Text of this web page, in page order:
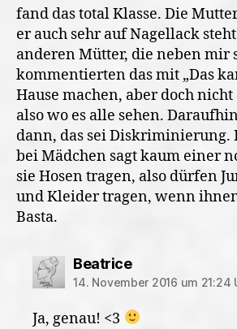
fand das total Klasse. Die
er auch sehr auf Nagellack
anderen Mütter, die neben mir
kommentierten das mit „Das
Hause machen, aber doch
also wo es alle sehen.
dann, das sei Diskriminierung.
bei Mädchen sagt kaum einer
sie Hosen tragen, also dürfen
und Kleider tragen, wenn
Basta.
Beatricesagt:
14. November 2016 um 21:24
Ja, genau! <3